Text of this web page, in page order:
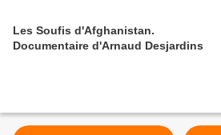
Les Soufis d'Afghanistan.
Documentaire d'Arnaud Desjardins